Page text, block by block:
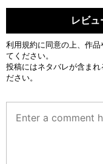
レビ
利用規約に同意の上、作
てください。
投稿にはネタバレが含ま
ださい。